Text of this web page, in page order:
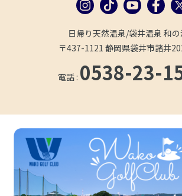
日帰り天然温泉/袋井温泉 和
〒437-1121 静岡県袋井市諸井
電話 : 0538-23-